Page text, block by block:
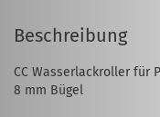
Beschreibung
CC Wasserlackroller für
8 mm Bügel